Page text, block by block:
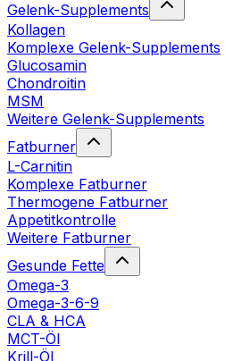
Gelenk-Supplements
Kollagen
Komplexe Gelenk-Supplements
Glucosamin
Chondroitin
MSM
Weitere Gelenk-Supplements
Fatburner
L-Carnitin
Komplexe Fatburner
Thermogene Fatburner
Appetitkontrolle
Weitere Fatburner
Gesunde Fette
Omega-3
Omega-3-6-9
CLA & HCA
MCT-Öl
Krill-Öl